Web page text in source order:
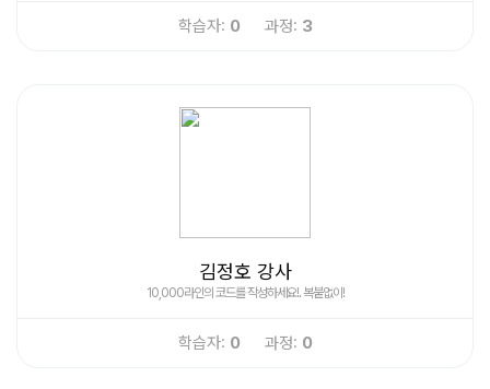
학습자: 0 과정: 3
김정호 강사
10,000라인의 코드를 작성하세요!. 복붙없이!
학습자: 0 과정: 0